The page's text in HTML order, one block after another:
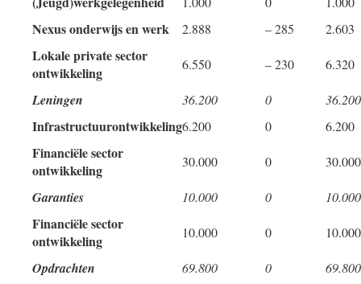
Nexus onderwijs en werk 2.888 – 285 2.603
Lokale private sector
ontwikkeling
6.550 – 230 6.320
Leningen 36.200 0 36.200
Infrastructuurontwikkeling6.200 0 6.200
Financiële sector
ontwikkeling
30.000 0 30.000
Garanties 10.000 0 10.000
Financiële sector
ontwikkeling
10.000 0 10.000
Opdrachten 69.800 0 69.800